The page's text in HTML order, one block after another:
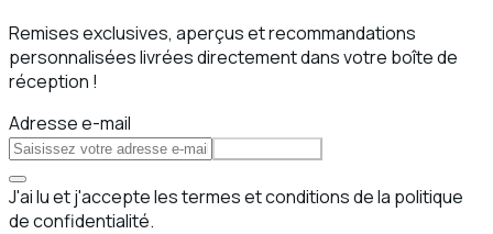
Remises exclusives, aperçus et recommandations
personnalisées livrées directement dans votre boîte de
réception !
Adresse e-mail
J'ai lu et j'accepte les termes et conditions de la politique
de confidentialité.